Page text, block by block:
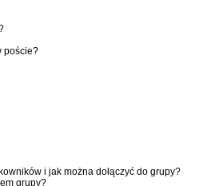
poście?
i jak można dołączyć do grupy?
grupy?